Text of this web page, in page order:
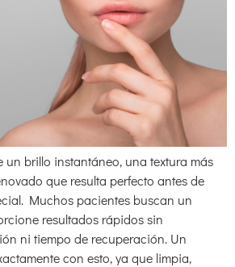
brillo instantáneo, una textura más
que resulta perfecto antes de
Muchos pacientes buscan un
resultados rápidos sin
ni tiempo de recuperación. Un
con esto, ya que limpia,